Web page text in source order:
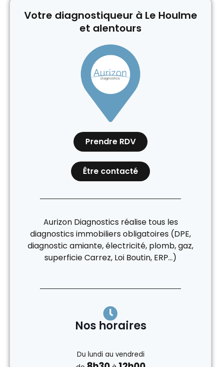
Votre diagnostiqueur à Le Houlme
et alentours
Prendre RDV
Être contacté
Aurizon Diagnostics réalise tous les
diagnostics immobiliers obligatoires (DPE,
diagnostic amiante, électricité, plomb, gaz,
superficie Carrez, Loi Boutin, ERP…)
Nos horaires
Du lundi au vendredi